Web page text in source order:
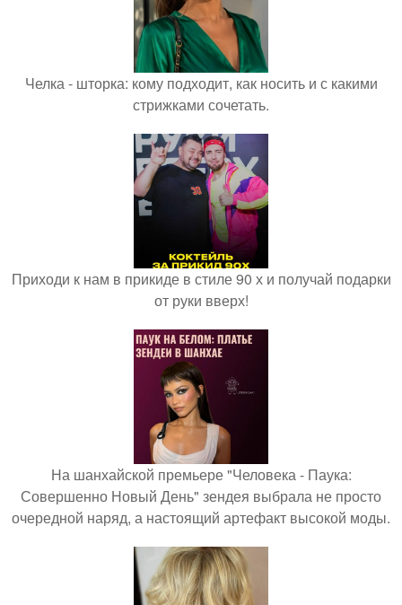
Челка - шторка: кому подходит, как носить и с какими
стрижками сочетать.
Приходи к нам в прикиде в стиле 90 х и получай подарки
от руки вверх!
На шанхайской премьере "Человека - Паука:
Совершенно Новый День" зендея выбрала не просто
очередной наряд, а настоящий артефакт высокой моды.